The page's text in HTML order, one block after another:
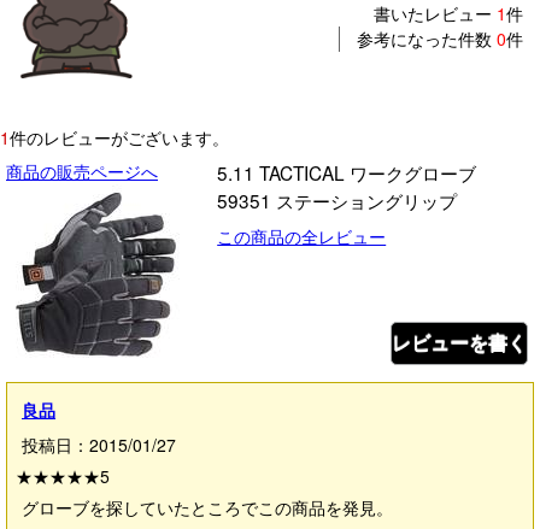
書いたレビュー 1件
参考になった件数 0件
1件のレビューがございます。
商品の販売ページへ
5.11 TACTICAL ワークグローブ
59351 ステーショングリップ
この商品の全レビュー
レビューを書く
良品
投稿日：2015/01/27
★★★★★5
グローブを探していたところでこの商品を発見。